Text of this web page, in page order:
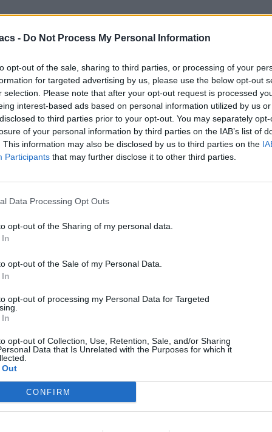
- Do Not Process My Personal Information
opt-out of the sale, sharing to third parties, or processing of your
for targeted advertising by us, please use the below opt-out
selection. Please note that after your opt-out request is processed
interest-based ads based on personal information utilized by us
to third parties prior to your opt-out. You may separately
of your personal information by third parties on the IAB’s list of
This information may also be disclosed by us to third parties on the
Participants that may further disclose it to other third parties.
Data Processing Opt Outs
opt-out of the Sharing of my personal data.
opt-out of the Sale of my Personal Data.
opt-out of processing my Personal Data for Targeted
opt-out of Collection, Use, Retention, Sale, and/or Sharing
Data that Is Unrelated with the Purposes for which it
CONFIRM